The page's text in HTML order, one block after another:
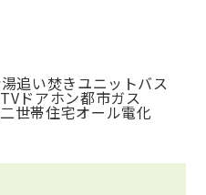
追い焚きユニットバス
TVドアホン都市ガス
二世帯住宅オール電化